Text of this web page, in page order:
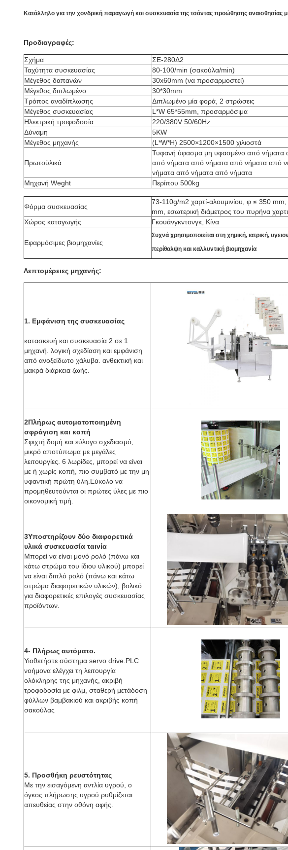
Κατάλληλο για την χονδρική παραγωγή και συσκευασία της τσάντας προώθησης αναισθησίας
Προδιαγραφές:
Σχήμα
ΣΕ-280Δ2
Ταχύτητα συσκευασίας
80-100/min (σακούλα/min)
Μέγεθος δαπανών
30x60mm (να προσαρμοστεί)
Μέγεθος διπλωμένο
30*30mm
Τρόπος αναδίπλωσης
Διπλωμένο μία φορά, 2 στρώσεις
Μέγεθος συσκευασίας
L*W 65*55mm, προσαρμόσιμα
Ηλεκτρική τροφοδοσία
220/380V 50/60Hz
Δύναμη
5KW
Μέγεθος μηχανής
(L*W*H) 2500×1200×1500 χιλιοστά
Πρωτοϋλικά
Τυφανή ύφασμα μη υφασμένο από νήματα
από νήματα από νήματα από νήματα από
νήματα από νήματα από νήματα
Μηχανή Weght
Περίπου 500kg
Φόρμα συσκευασίας
73-110g/m2 χαρτί-αλουμινίου, φ ≤ 350
mm, εσωτερική διάμετρος του πυρήνα
Χώρος καταγωγής
Γκουάνγκντονγκ, Κίνα
Εφαρμόσιμες βιομηχανίες
Συχνά χρησιμοποιείται στη χημική, ιατρική,
περίθαλψη και καλλυντική βιομηχανία
Λεπτομέρειες μηχανής:
1. Εμφάνιση της συσκευασίας
κατασκευή και συσκευασία 2 σε 1
μηχανή. λογική σχεδίαση και εμφάνιση
από ανοξείδωτο χάλυβα. ανθεκτική και
μακρά διάρκεια ζωής.
2Πλήρως αυτοματοποιημένη
σφράγιση και κοπή
Σφιχτή δομή και εύλογο σχεδιασμό,
μικρό αποτύπωμα με μεγάλες
λειτουργίες. 6 λωρίδες, μπορεί να είναι
με ή χωρίς κοπή, πιο συμβατό με την μη
υφαντική πρώτη ύλη.Εύκολο να
προμηθευτούνται οι πρώτες ύλες με πιο
οικονομική τιμή.
3Υποστηρίζουν δύο διαφορετικά
υλικά συσκευασία ταινία
Μπορεί να είναι μονό ρολό (πάνω και
κάτω στρώμα του ίδιου υλικού) μπορεί
να είναι διπλό ρολό (πάνω και κάτω
στρώμα διαφορετικών υλικών), βολικό
για διαφορετικές επιλογές συσκευασίας
προϊόντων.
4- Πλήρως αυτόματο.
Υιοθετήστε σύστημα servo drive.PLC
νοήμονα ελέγχει τη λειτουργία
ολόκληρης της μηχανής, ακριβή
τροφοδοσία με φιλμ, σταθερή μετάδοση
φύλλων βαμβακιού και ακριβής κοπή
σακούλας
5. Προσθήκη ρευστότητας
Με την εισαγόμενη αντλία υγρού, ο
όγκος πλήρωσης υγρού ρυθμίζεται
απευθείας στην οθόνη αφής.